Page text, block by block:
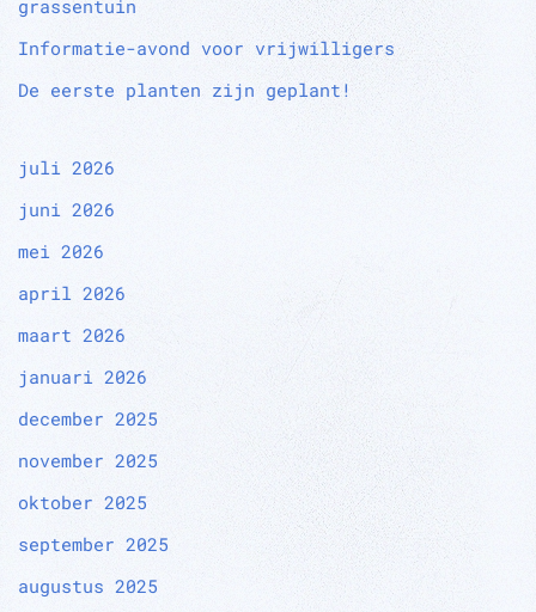
grassentuin
Informatie-avond voor vrijwilligers
De eerste planten zijn geplant!
juli 2026
juni 2026
mei 2026
april 2026
maart 2026
januari 2026
december 2025
november 2025
oktober 2025
september 2025
augustus 2025